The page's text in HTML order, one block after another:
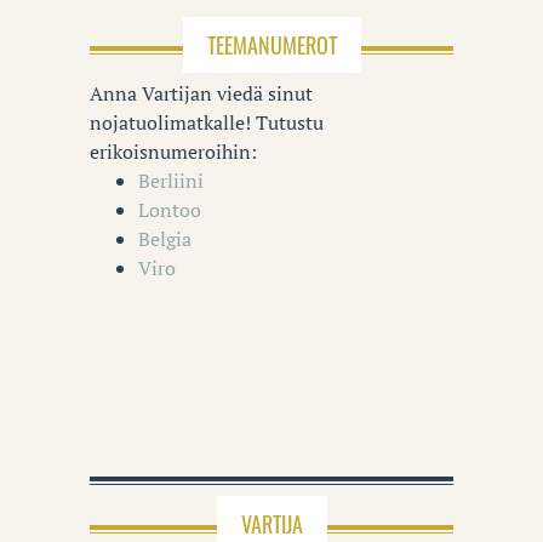
TEEMANUMEROT
Anna Vartijan viedä sinut
nojatuolimatkalle! Tutustu
erikoisnumeroihin:
Berliini
Lontoo
Belgia
Viro
VARTIJA